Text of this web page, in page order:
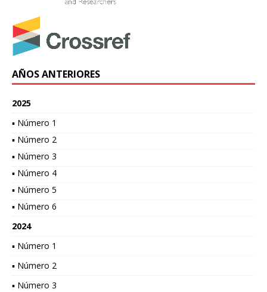
AÑOS ANTERIORES
2025
▪ Número 1
▪ Número 2
▪ Número 3
▪ Número 4
▪ Número 5
▪ Número 6
2024
▪ Número 1
▪ Número 2
▪ Número 3